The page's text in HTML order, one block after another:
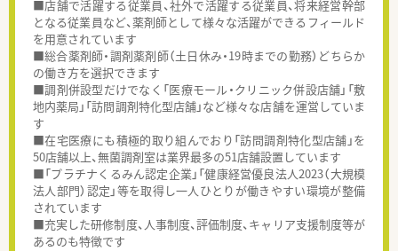
■店舗で活躍する従業員、社外で活躍する従業員、将来経営幹部
となる従業員など、薬剤師として様々な活躍ができるフィールド
を用意されています
■総合薬剤師・調剤薬剤師（土日休み・19時までの勤務）どちらか
の働き方を選択できます
■調剤併設型だけでなく「医療モール・クリニック併設店舗」「敷
地内薬局」「訪問調剤特化型店舗」など様々な店舗を運営していま
す
■在宅医療にも積極的取り組んでおり「訪問調剤特化型店舗」を
50店舗以上、無菌調剤室は業界最多の51店舗設置しています
■「プラチナくるみん認定企業」「健康経営優良法人2023（大規模
法人部門）認定」等を取得し一人ひとりが働きやすい環境が整備
されています
■充実した研修制度、人事制度、評価制度、キャリア支援制度等が
あるのも特徴です